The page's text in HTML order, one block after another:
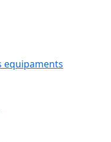
equipaments